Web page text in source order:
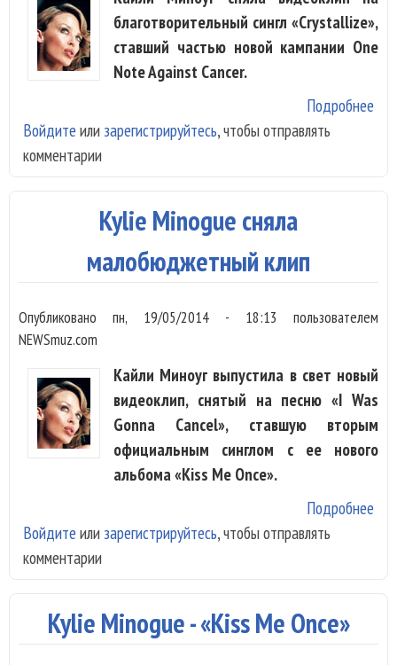
благотворительный сингл «Crystallize»,
ставший частью новой кампании One
Note Against Cancer.
Подробнее
Войдите или зарегистрируйтесь, чтобы отправлять
комментарии
Kylie Minogue сняла
малобюджетный клип
Опубликованопн, 19/05/2014 - 18:13 пользователем
NEWSmuz.com
Кайли Миноуг выпустила в свет новый
видеоклип, снятый на песню «I Was
Gonna Cancel», ставшую вторым
официальным синглом с ее нового
альбома «Kiss Me Once».
Подробнее
Войдите или зарегистрируйтесь, чтобы отправлять
комментарии
Kylie Minogue - «Kiss Me Once»